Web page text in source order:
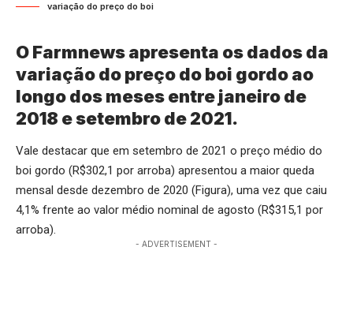
variação do preço do boi
O Farmnews apresenta os dados da
variação do preço do boi gordo ao
longo dos meses entre janeiro de
2018 e setembro de 2021.
Vale destacar que em setembro de 2021 o preço médio do
boi gordo (R$302,1 por arroba) apresentou a maior queda
mensal desde dezembro de 2020 (Figura), uma vez que caiu
4,1% frente ao valor médio nominal de agosto (R$315,1 por
arroba).
- ADVERTISEMENT -